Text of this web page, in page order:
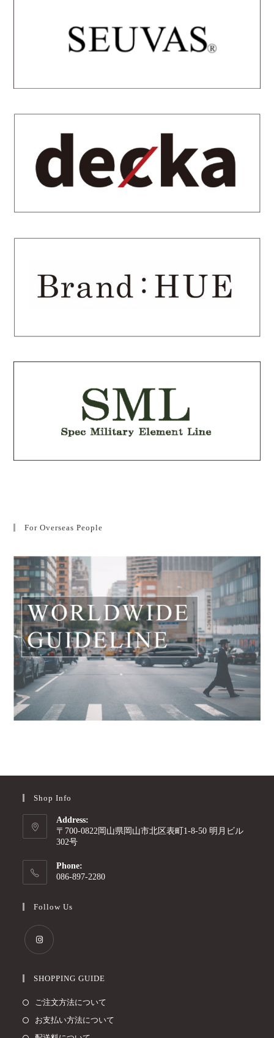
For Overseas People
Shop Info
Address:
〒700-0822岡山県岡山市北区表町1-8-50 明月ビル
302号
Phone:
086-897-2280
Follow Us
SHOPPING GUIDE
ご注文方法について
お支払い方法について